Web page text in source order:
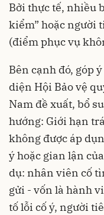
Bởi thực tế, nhiều
kiểm” hoặc người
(điểm phục vụ
Bên cạnh đó, góp
diện Hội Bảo vệ
Nam đề xuất, bổ
hướng: Giới hạn
không được áp
ý hoặc gian lận
dụ: nhân viên cố
gửi - vốn là hành
tố lỗi cố ý, người